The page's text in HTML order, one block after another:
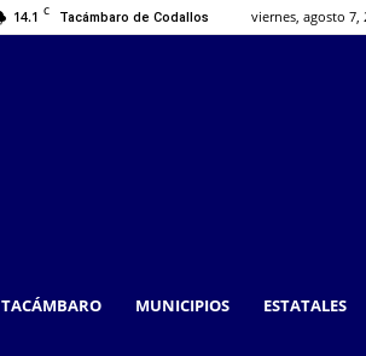
14.1 C Tacámbaro de Codallos viernes, agosto 7,
TACÁMBARO MUNICIPIOS ESTATALES